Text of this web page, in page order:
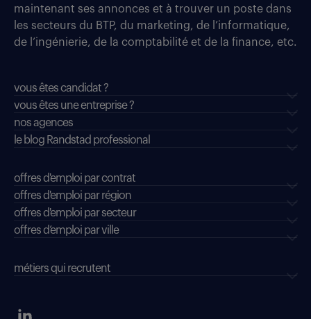
maintenant ses annonces et à trouver un poste dans
les secteurs du BTP, du marketing, de l’informatique,
de l’ingénierie, de la comptabilité et de la finance, etc.
vous êtes candidat ?
vous êtes une entreprise ?
nos agences
le blog Randstad professional
offres d'emploi par contrat
offres d'emploi par région
offres d'emploi par secteur
offres d’emploi par ville
métiers qui recrutent